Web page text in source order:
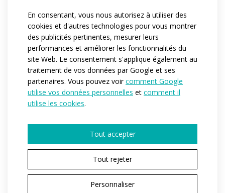
En consentant, vous nous autorisez à utiliser des
cookies et d'autres technologies pour vous montrer
des publicités pertinentes, mesurer leurs
performances et améliorer les fonctionnalités du
site Web. Le consentement s'applique également au
traitement de vos données par Google et ses
partenaires. Vous pouvez voircomment Google
utilise vos données personnelles et comment il
utilise les cookies.
Tout accepter
Tout rejeter
Personnaliser
Référence:
at499.01
Matériau:
Denoder
Denoder mesh
Polyester
Variantes:
Unisex / Dětská
Tailles enfant:
XS / S / M / L / XL / XXL
DEMANDER UN DEVIS